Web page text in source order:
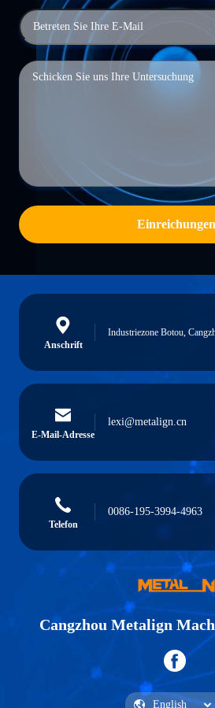
Einreichungen
Anschrift
Industriezone Botou,
E-Mail-Adresse
lexi@metalign.cn
Telefon
0086-195-3994-4963
Cangzhou Metalign